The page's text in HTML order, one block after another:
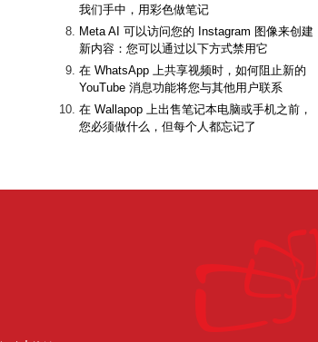
我们手中，用彩色做笔记
Meta AI 可以访问您的 Instagram 图像来创建
新内容：您可以通过以下方式禁用它
在 WhatsApp 上共享视频时，如何阻止新的
YouTube 消息功能将您与其他用户联系
在 Wallapop 上出售笔记本电脑或手机之前，
您必须做什么，但每个人都忘记了